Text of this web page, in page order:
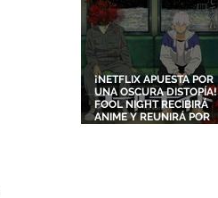
¡NETFLIX APUESTA POR
UNA OSCURA DISTOPÍA!
FOOL NIGHT RECIBIRÁ
ANIME Y REUNIRÁ POR